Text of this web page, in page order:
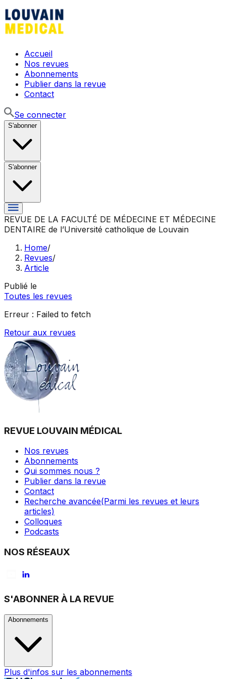
Accueil
Nos revues
Abonnements
Publier dans la revue
Contact
Se connecter
S'abonner
S'abonner
REVUE DE LA FACULTÉ DE MÉDECINE ET MÉDECINE
DENTAIRE de l’Université catholique de Louvain
Home/
Revues/
Article
Publié le
Toutes les revues
Erreur : Failed to fetch
Retour aux revues
REVUE LOUVAIN MÉDICAL
Nos revues
Abonnements
Qui sommes nous ?
Publier dans la revue
Contact
Recherche avancée(Parmi les revues et leurs
articles)
Colloques
Podcasts
NOS RÉSEAUX
S'ABONNER À LA REVUE
Abonnements
Plus d'infos sur les abonnements